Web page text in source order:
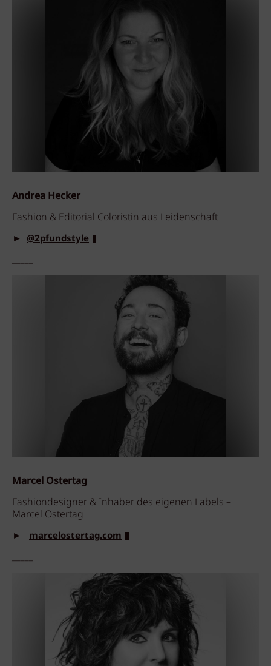
Andrea Hecker
Fashion & Editorial Coloristin aus Leidenschaft
► @2pfundstyle
_____
Marcel Ostertag
Fashiondesigner & Inhaber des eigenen Labels –
Marcel Ostertag
► marcelostertag.com
_____